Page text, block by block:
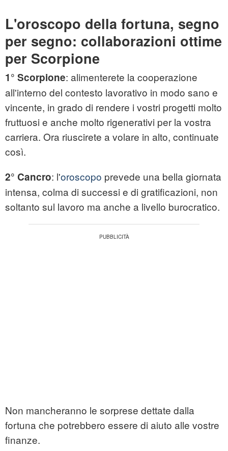
L'oroscopo della fortuna, segno
per segno: collaborazioni ottime
per Scorpione
1° Scorpione: alimenterete la cooperazione
all'interno del contesto lavorativo in modo sano e
vincente, in grado di rendere i vostri progetti molto
fruttuosi e anche molto rigenerativi per la vostra
carriera. Ora riuscirete a volare in alto, continuate
così.
2° Cancro: l'oroscopo prevede una bella giornata
intensa, colma di successi e di gratificazioni, non
soltanto sul lavoro ma anche a livello burocratico.
Non mancheranno le sorprese dettate dalla
fortuna che potrebbero essere di aiuto alle vostre
finanze.